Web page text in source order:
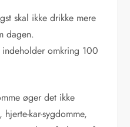
skal ikke drikke mere
dagen.
omkring 100
øger det ikke
kar-sygdomme,